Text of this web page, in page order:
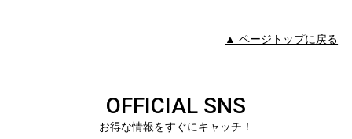
▲ ページトップに戻る
OFFICIAL SNS
お得な情報をすぐにキャッチ！